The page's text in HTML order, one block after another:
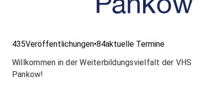
435Veröffentlichungen•84aktuelle Termine
Willkommen in der Weiterbildungsvielfalt der VHS
Pankow!